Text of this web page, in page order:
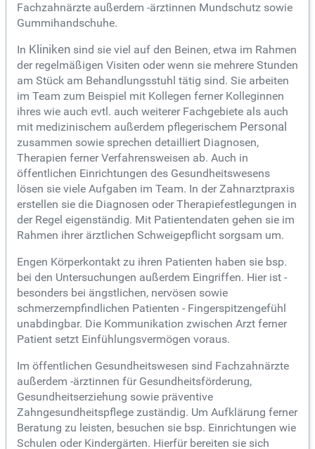
Fachzahnärzte außerdem -ärztinnen Mundschutz sowie
Gummihandschuhe.
In Kliniken sind sie viel auf den Beinen, etwa im Rahmen
der regelmäßigen Visiten oder wenn sie mehrere Stunden
am Stück am Behandlungsstuhl tätig sind. Sie arbeiten
im Team zum Beispiel mit Kollegen ferner Kolleginnen
ihres wie auch evtl. auch weiterer Fachgebiete als auch
mit medizinischem außerdem pflegerischem Personal
zusammen sowie sprechen detailliert Diagnosen,
Therapien ferner Verfahrensweisen ab. Auch in
öffentlichen Einrichtungen des Gesundheitswesens
lösen sie viele Aufgaben im Team. In der Zahnarztpraxis
erstellen sie die Diagnosen oder Therapiefestlegungen in
der Regel eigenständig. Mit Patientendaten gehen sie im
Rahmen ihrer ärztlichen Schweigepflicht sorgsam um.
Engen Körperkontakt zu ihren Patienten haben sie bsp.
bei den Untersuchungen außerdem Eingriffen. Hier ist -
besonders bei ängstlichen, nervösen sowie
schmerzempfindlichen Patienten - Fingerspitzengefühl
unabdingbar. Die Kommunikation zwischen Arzt ferner
Patient setzt Einfühlungsvermögen voraus.
Im öffentlichen Gesundheitswesen sind Fachzahnärzte
außerdem -ärztinnen für Gesundheitsförderung,
Gesundheitserziehung sowie präventive
Zahngesundheitspflege zuständig. Um Aufklärung ferner
Beratung zu leisten, besuchen sie bsp. Einrichtungen wie
Schulen oder Kindergärten. Hierfür bereiten sie sich